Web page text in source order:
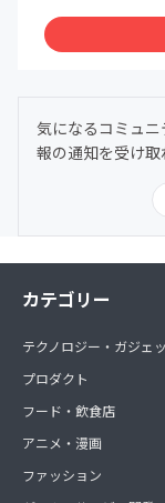
気になるコミュ
報の通知を受け取
カテゴリー
テクノロジー・ガジェ
プロダクト
フード・飲食店
アニメ・漫画
ファッション